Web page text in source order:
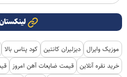
موزیک وایرال دیزلیران کانتین کود پتاس بالا
خرید نقره آنلاین قیمت ضایعات آهن امروز